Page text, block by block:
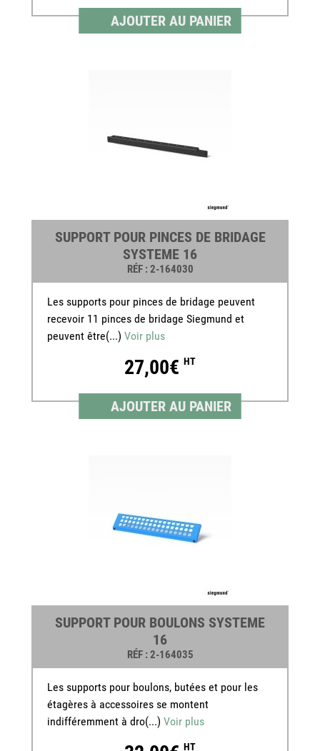
AJOUTER AU PANIER
SUPPORT POUR PINCES DE BRIDAGE
SYSTEME 16
RÉF: 2-164030
Les supports pour pinces de bridage peuvent
recevoir 11 pinces de bridage Siegmund et
peuvent être(...) Voir plus
27,00€ HT
AJOUTER AU PANIER
SUPPORT POUR BOULONS SYSTEME
16
RÉF: 2-164035
Les supports pour boulons, butées et pour les
étagères à accessoires se montent
indifféremment à dro(...) Voir plus
HT